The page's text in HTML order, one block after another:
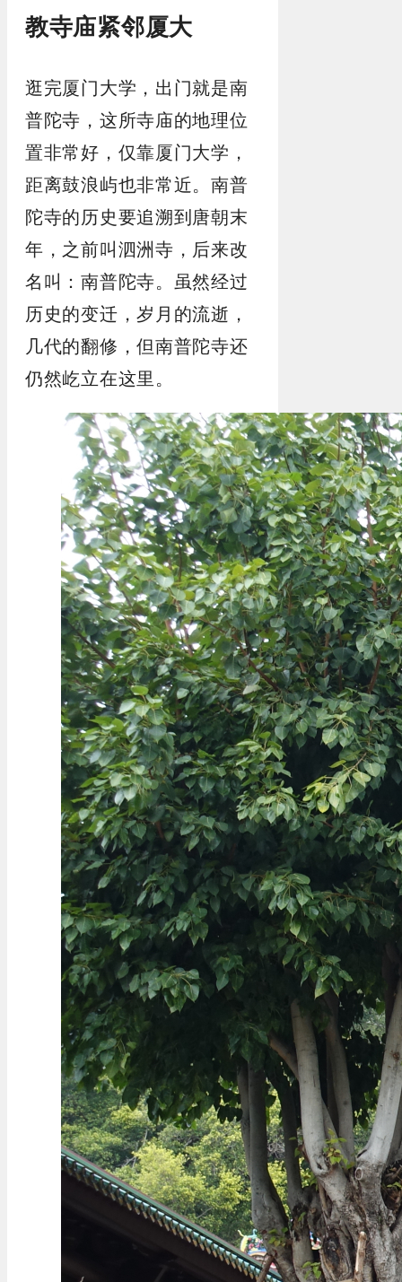
教寺庙紧邻厦大
逛完厦门大学，出门就是南
普陀寺，这所寺庙的地理位
置非常好，仅靠厦门大学，
距离鼓浪屿也非常近。南普
陀寺的历史要追溯到唐朝末
年，之前叫泗洲寺，后来改
名叫：南普陀寺。虽然经过
历史的变迁，岁月的流逝，
几代的翻修，但南普陀寺还
仍然屹立在这里。